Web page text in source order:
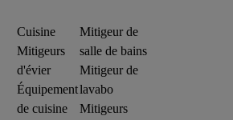
Cuisine
Mitigeurs
d'évier
Équipement
de cuisine
Mitigeur de
salle de bains
Mitigeur de
lavabo
Mitigeurs